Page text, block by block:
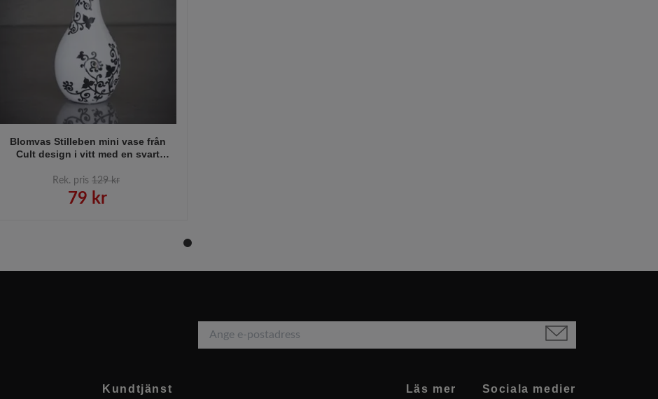
Blomvas Stilleben mini vase från
Cult design i vitt med en svart
Rek. pris 129 kr
79 kr
Kundtjänst Läs mer Sociala medier